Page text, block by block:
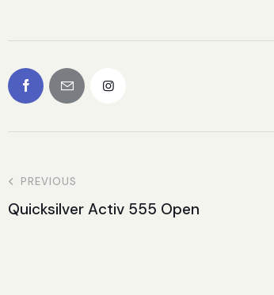
PREVIOUS
Quicksilver Activ 555 Open